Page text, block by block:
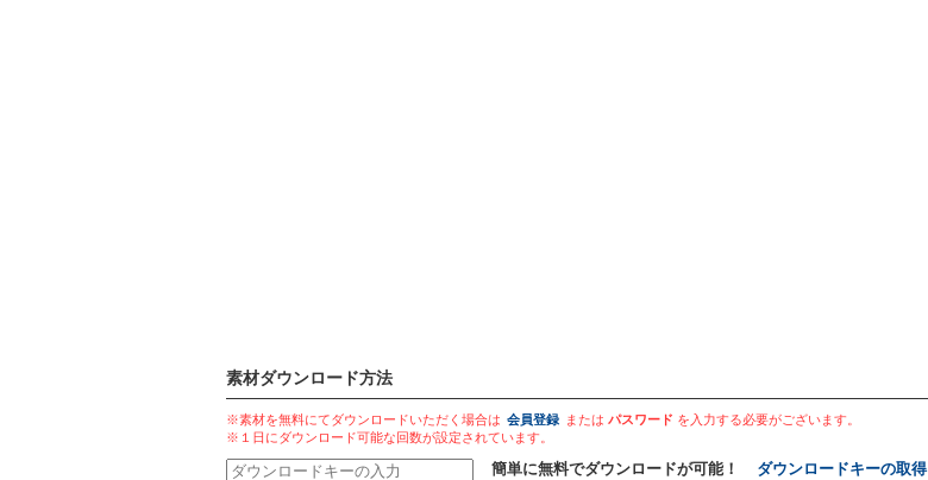
素材ダウンロード方法
※素材を無料にてダウンロードいただく場合は 会員登録 または パスワード を入力する必要がございます。
※１日にダウンロード可能な回数が設定されています。
簡単に無料でダウンロードが可能！ ダウンロードキーの取得